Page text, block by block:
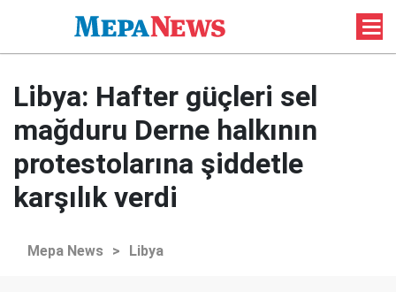
Libya: Hafter güçleri sel
mağduru Derne halkının
protestolarına şiddetle
karşılık verdi
Mepa News > Libya